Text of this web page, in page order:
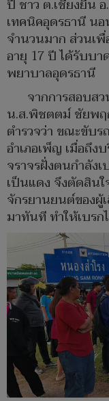
ปี ชาว ต.เชียงยืน
เทคนิคอุดรธานี นอ
จำนวนมาก ส่วนเ
อายุ 17 ปี ได้รับบา
พยาบาลอุดรธานี
จากการสอบส
น.ส.พิชตตม์ ชัยพฤ
ตำรวจว่า ขณะขับ
อำเภอเพ็ญ เมื่อถึ
จราจรฝั่งตนกำลัง
เป็นแดง จึงตัดสินใ
จักรยานยนต์ของผู้
มาทันที ทำให้เบร